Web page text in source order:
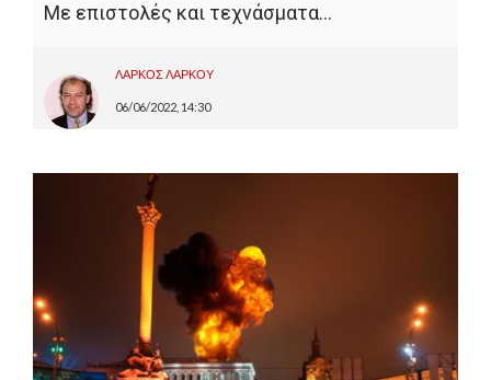
Με επιστολές και τεχνάσματα…
ΛΑΡΚΟΣ ΛΑΡΚΟΥ
06/06/2022, 14:30